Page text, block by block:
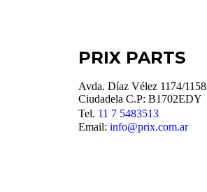
PRIX PARTS
Avda. Díaz Vélez 1174/1158
Ciudadela C.P: B1702EDY
Tel. 11 7 5483513
Email: info@prix.com.ar